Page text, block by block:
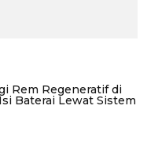
Rem Regeneratif di
Baterai Lewat Sistem